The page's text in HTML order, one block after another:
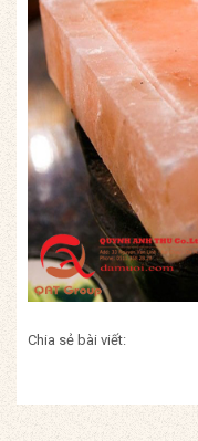
Chia sẻ bài viết: